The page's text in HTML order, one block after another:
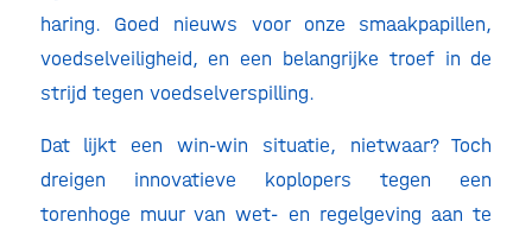
haring. Goed nieuws voor onze smaakpapillen,
voedselveiligheid, en een belangrijke troef in de
strijd tegen voedselverspilling.
Dat lijkt een win-win situatie, nietwaar? Toch
dreigen innovatieve koplopers tegen een
torenhoge muur van wet- en regelgeving aan te